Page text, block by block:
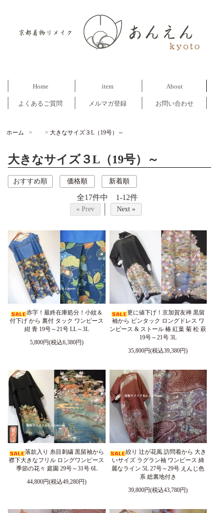
Home item About
よくあるご質問 メルマガ登録 お問い合わせ
ホーム > 大きなサイズ３L（19号）～
大きなサイズ３L（19号）～
おすすめ順 価格順 新着順
全17件中 1-12件
« Prev Next »
赤字！最終在庫処分！小紋＆
付下げ から 裏付 タック ワンピース
紺 青 19号～21号 LL～3L
5,800円(税込6,380円)
更に値下げ！京加賀友禅 黒留
袖から ピンタック ロングドレス ワ
ンピース & ストール 椿 紅葉 菊 松 萩
19号～21号 3L
35,800円(税込39,380円)
落款入り 糸目刺繍 黒留袖から
襟下大きなフリル ロングワンピース
季節の花々 庭園 29号～31号 6L
44,800円(税込49,280円)
絞り 辻が花風 訪問着から 大き
いサイズ ラグラン袖 ワンピース 綺
麗なライン 5L 27号～29号 えんじ色
系 総裏地付き
39,800円(税込43,780円)